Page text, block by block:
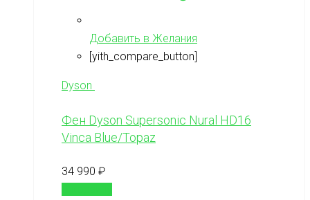
Добавить в Желания
[yith_compare_button]
Dyson
Фен Dyson Supersonic Nural HD16
Vinca Blue/Topaz
34 990 ₽